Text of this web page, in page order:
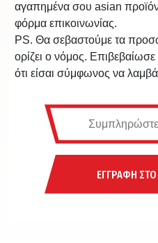
αγαπημένα σου asian
φόρμα επικοινωνίας.
PS. Θα σεβαστούμε τα
ορίζει ο νόμος.
ότι είσαι σύμφωνος να
ΕΓΓΡΑΦΗ ΣΤΟ